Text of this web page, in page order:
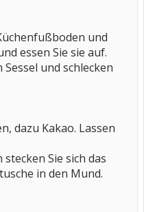
und
essen Sie sie auf.
und schlecken
dazu Kakao. Lassen
Sie sich das
in den Mund.